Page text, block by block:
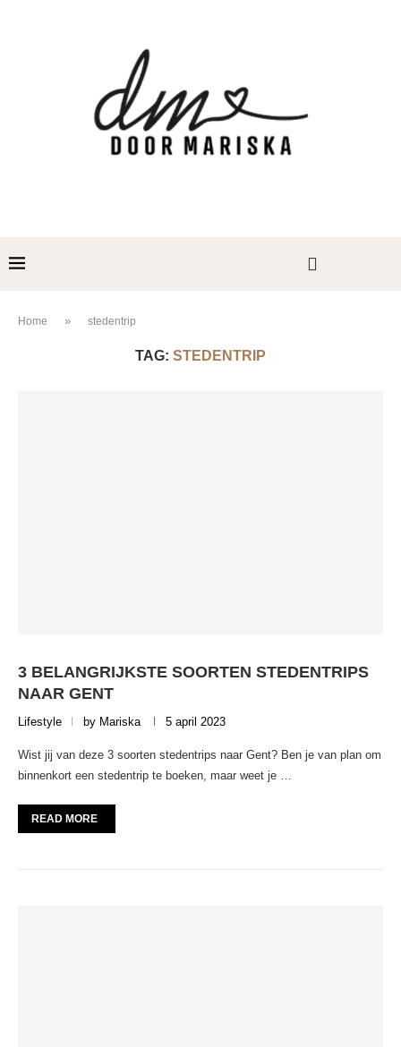
Home » stedentrip
TAG: STEDENTRIP
3 BELANGRIJKSTE SOORTEN STEDENTRIPS
NAAR GENT
Lifestyle by Mariska 5 april 2023
Wist jij van deze 3 soorten stedentrips naar Gent? Ben je van plan om
binnenkort een stedentrip te boeken, maar weet je …
READ MORE